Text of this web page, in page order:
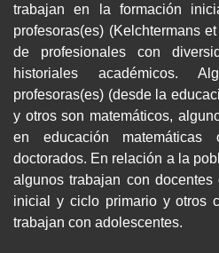
trabajan en la formación
profesoras(es) (Kelchtermans
de profesionales con
historiales académicos.
profesoras(es) (desde la
y otros son matemáticos,
en educación
doctorados. En relación a la
algunos trabajan con
inicial y ciclo primario y otros
trabajan con adolescentes.